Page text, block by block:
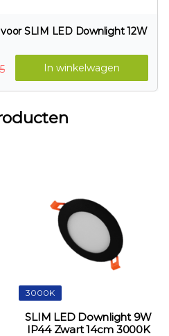
SLIM LED Downlight 12W
In winkelwagen
3000K
SLIM LED Downlight 9W
IP44 Zwart 14cm 3000K